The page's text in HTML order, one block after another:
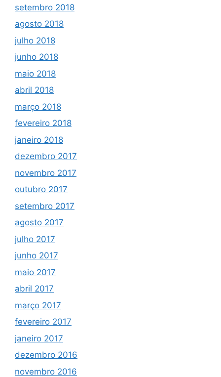
setembro 2018
agosto 2018
julho 2018
junho 2018
maio 2018
abril 2018
março 2018
fevereiro 2018
janeiro 2018
dezembro 2017
novembro 2017
outubro 2017
setembro 2017
agosto 2017
julho 2017
junho 2017
maio 2017
abril 2017
março 2017
fevereiro 2017
janeiro 2017
dezembro 2016
novembro 2016